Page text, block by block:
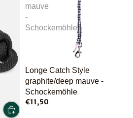
mauve
-
Schockemöhle
Longe Catch Style
graphite/deep mauve -
Schockemöhle
€11,50